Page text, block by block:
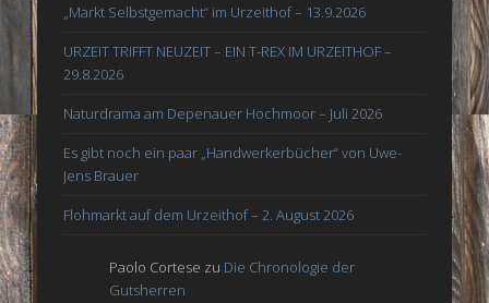
„Markt Selbstgemacht“ im Urzeithof – 13.9.2026
URZEIT TRIFFT NEUZEIT – EIN T-REX IM URZEITHOF –
29.8.2026
Naturdrama am Depenauer Hochmoor – Juli 2026
Es gibt noch ein paar „Handwerkerbücher“ von Uwe-
Jens Brauer
Flohmarkt auf dem Urzeithof – 2. August 2026
Paolo Cortese zu Die Chronologie der
Gutsherren